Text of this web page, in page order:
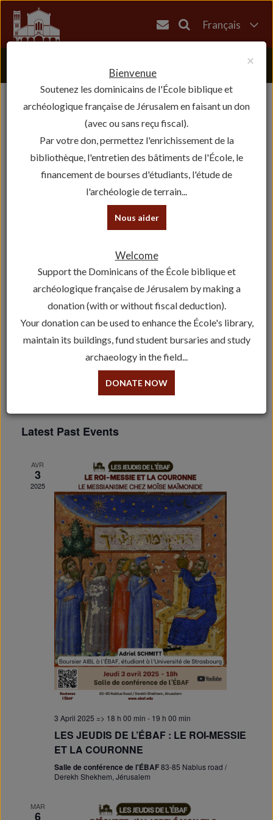
Français
עברית
Les jeudis de l'EBAF
Views
2026-08-07
of
Events
Latest Past Events
AVR
3
2025
3 April 2025 => 18 h 00 min - 19 h 00 min
LES JEUDIS DE L’ÉBAF : LE ROI-MESSIE
ET LA COURONNE
Salle de conférence de l'ÉBAF83-85 Nablus road /
Derekh Shekhem, Jérusalem
MAR
6
×
Bienvenue
Soutenez les dominicains de l'École biblique et
archéologique française de Jérusalem en faisant un don
(avec ou sans reçu fiscal).
Par votre don, permettez l'enrichissement de la
bibliothèque, l'entretien des bâtiments de l'École, le
financement de bourses d'étudiants, l'étude de
l'archéologie de terrain...
Nous aider
Welcome
Support the Dominicans of the École biblique et
archéologique française de Jérusalem by making a
donation (with or without fiscal deduction).
Your donation can be used to enhance the École's library,
maintain its buildings, fund student bursaries and study
archaeology in the field...
DONATE NOW